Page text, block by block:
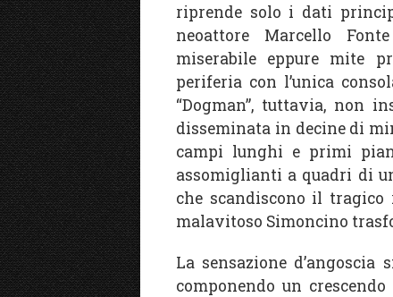
riprende solo i dati
neoattore Marcello
miserabile eppure mite
periferia con l’unica
“Dogman”, tuttavia, non
disseminata in decine di
campi lunghi e primi
assomiglianti a quadri di
che scandiscono il
malavitoso Simoncino
La sensazione
componendo un